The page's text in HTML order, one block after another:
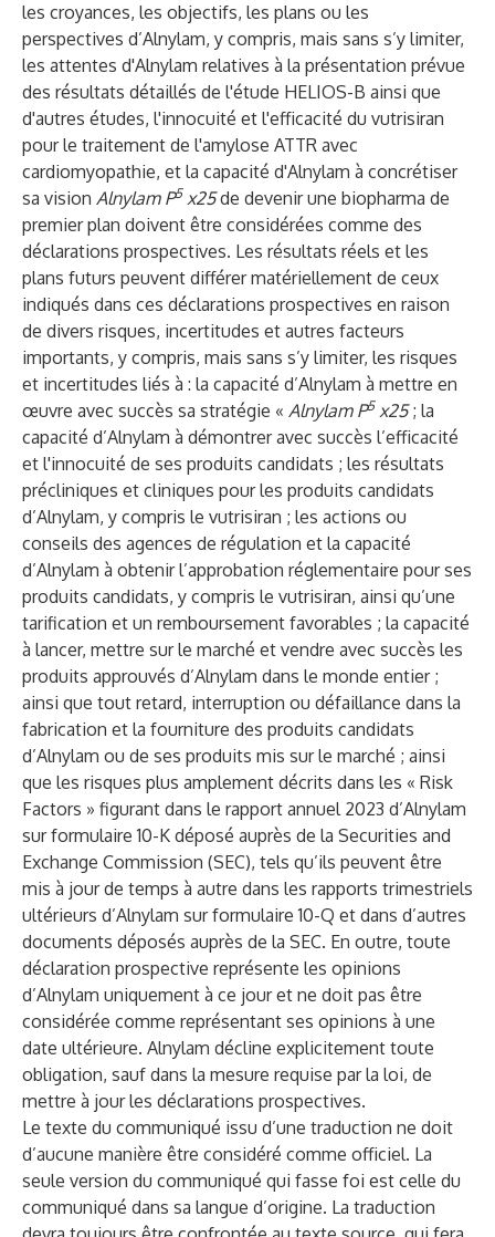
les croyances, les objectifs, les plans ou les
perspectives d’Alnylam, y compris, mais sans s’y limiter,
les attentes d'Alnylam relatives à la présentation prévue
des résultats détaillés de l'étude HELIOS-B ainsi que
d'autres études, l'innocuité et l'efficacité du vutrisiran
pour le traitement de l'amylose ATTR avec
cardiomyopathie, et la capacité d'Alnylam à concrétiser
sa vision Alnylam P5 x25de devenir une biopharma de
premier plan doivent être considérées comme des
déclarations prospectives. Les résultats réels et les
plans futurs peuvent différer matériellement de ceux
indiqués dans ces déclarations prospectives en raison
de divers risques, incertitudes et autres facteurs
importants, y compris, mais sans s’y limiter, les risques
et incertitudes liés à : la capacité d’Alnylam à mettre en
œuvre avec succès sa stratégie « Alnylam P5 x25; la
capacité d’Alnylam à démontrer avec succès l’efficacité
et l'innocuité de ses produits candidats ; les résultats
précliniques et cliniques pour les produits candidats
d’Alnylam, y compris le vutrisiran ; les actions ou
conseils des agences de régulation et la capacité
d’Alnylam à obtenir l’approbation réglementaire pour ses
produits candidats, y compris le vutrisiran, ainsi qu’une
tarification et un remboursement favorables ; la capacité
à lancer, mettre sur le marché et vendre avec succès les
produits approuvés d’Alnylam dans le monde entier ;
ainsi que tout retard, interruption ou défaillance dans la
fabrication et la fourniture des produits candidats
d’Alnylam ou de ses produits mis sur le marché ; ainsi
que les risques plus amplement décrits dans les « Risk
Factors » figurant dans le rapport annuel 2023 d’Alnylam
sur formulaire 10-K déposé auprès de la Securities and
Exchange Commission (SEC), tels qu’ils peuvent être
mis à jour de temps à autre dans les rapports trimestriels
ultérieurs d’Alnylam sur formulaire 10-Q et dans d’autres
documents déposés auprès de la SEC. En outre, toute
déclaration prospective représente les opinions
d’Alnylam uniquement à ce jour et ne doit pas être
considérée comme représentant ses opinions à une
date ultérieure. Alnylam décline explicitement toute
obligation, sauf dans la mesure requise par la loi, de
mettre à jour les déclarations prospectives.
Le texte du communiqué issu d’une traduction ne doit
d’aucune manière être considéré comme officiel. La
seule version du communiqué qui fasse foi est celle du
communiqué dans sa langue d’origine. La traduction